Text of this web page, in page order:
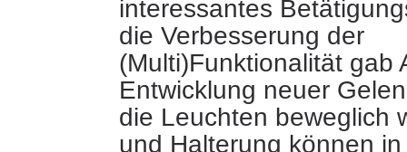
interessantes
die Verbesserung der
(Multi)Funktionalität gab
Entwicklung neuer
die Leuchten beweglich
und Halterung können